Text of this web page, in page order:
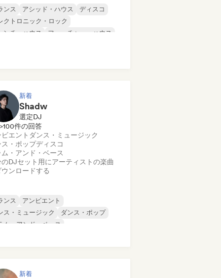
ンス アシッド・ハウス
ディスコ
クトロニック・ロック
ンチ・ハウス
フューチャー・ハウス
新着
Shadw
選定DJ
>100件の回答
エント ダンス・ミュージック
ス・ポップディスコ
ム・アンド・ベース
のDJセット用にアーティストの楽曲
ウンロードする
ンス
アンビエント
ス・ミュージック
ダンス・ポップ
ム・アンド・ベース
プホップ
新着